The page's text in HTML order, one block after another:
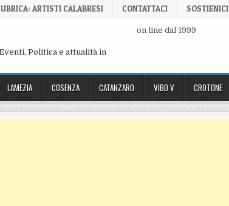
ARTISTI CALABRESI CONTATTACI SOSTIENICI
Politica e attualità in
on line dal 1999
LAMEZIA COSENZA CATANZARO VIBO V CROTONE